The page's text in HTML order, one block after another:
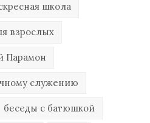
школа
взрослых
Парамон
служению
беседы с батюшкой